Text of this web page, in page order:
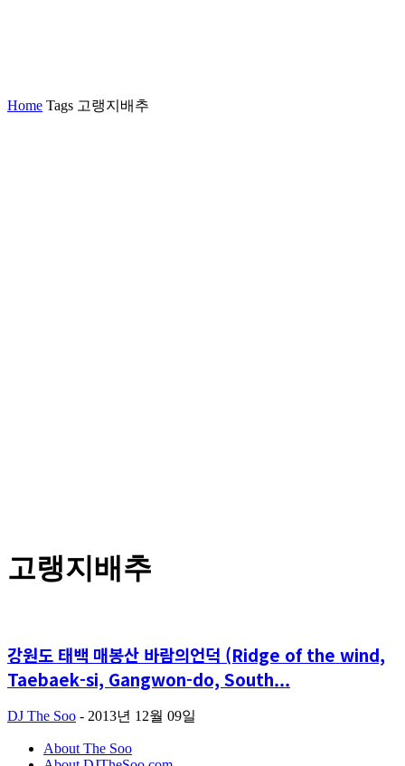
Home Tags 고랭지배추
고랭지배추
강원도 태백 매봉산 바람의언덕 (Ridge of the wind,
Taebaek-si, Gangwon-do, South...
DJ The Soo - 2013년 12월 09일
About The Soo